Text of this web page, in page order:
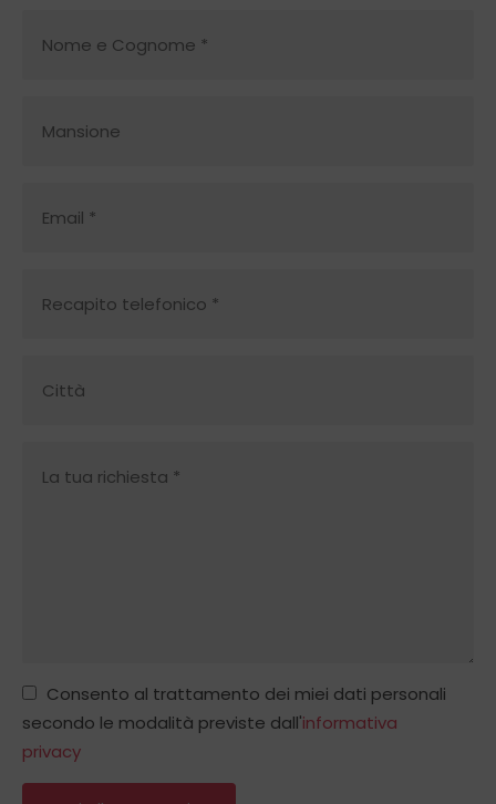
Consento al trattamento dei miei dati personali
secondo le modalità previste dall'informativa
privacy